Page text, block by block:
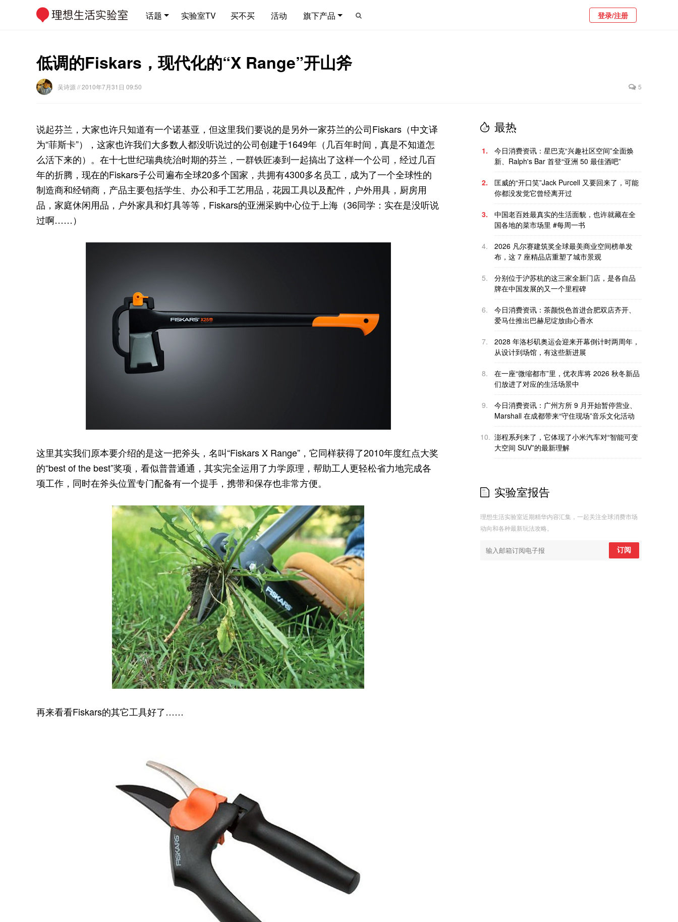
话题 实验室TV 买不买 活动 旗下产品 登录/注册
低调的Fiskars，现代化的“X Range”开山斧
吴诗源 // 2010年7月31日 09:50 5
说起芬兰，大家也许只知道有一个诺基亚，但这里我们要说的是另外一家芬兰的公司Fiskars（中文译
为“菲斯卡”），这家也许我们大多数人都没听说过的公司创建于1649年（几百年时间，真是不知道怎
么活下来的）。在十七世纪瑞典统治时期的芬兰，一群铁匠凑到一起搞出了这样一个公司，经过几百
年的折腾，现在的Fiskars子公司遍布全球20多个国家，共拥有4300多名员工，成为了一个全球性的
制造商和经销商，产品主要包括学生、办公和手工艺用品，花园工具以及配件，户外用具，厨房用
品，家庭休闲用品，户外家具和灯具等等，Fiskars的亚洲采购中心位于上海（36同学：实在是没听说
过啊……）
这里其实我们原本要介绍的是这一把斧头，名叫“Fiskars X Range”，它同样获得了2010年度红点大奖
的“best of the best”奖项，看似普普通通，其实完全运用了力学原理，帮助工人更轻松省力地完成各
项工作，同时在斧头位置专门配备有一个提手，携带和保存也非常方便。
再来看看Fiskars的其它工具好了……
最热
1.
今日消费资讯：星巴克“兴趣社区空间”全面焕
新、Ralph's Bar 首登“亚洲 50 最佳酒吧”
2.
匡威的“开口笑”Jack Purcell 又要回来了，可能
你都没发觉它曾经离开过
3.
中国老百姓最真实的生活面貌，也许就藏在全
国各地的菜市场里 #每周一书
4.
2026 凡尔赛建筑奖全球最美商业空间榜单发
布，这 7 座精品店重塑了城市景观
5.
分别位于沪苏杭的这三家全新门店，是各自品
牌在中国发展的又一个里程碑
6.
今日消费资讯：茶颜悦色首进合肥双店齐开、
爱马仕推出巴赫尼绽放由心香水
7.
2028 年洛杉矶奥运会迎来开幕倒计时两周年，
从设计到场馆，有这些新进展
8.
在一座“微缩都市”里，优衣库将 2026 秋冬新品
们放进了对应的生活场景中
9.
今日消费资讯：广州方所 9 月开始暂停营业、
Marshall 在成都带来“守住现场”音乐文化活动
10. 澎程系列来了，它体现了小米汽车对“智能可变
大空间 SUV”的最新理解
实验室报告
理想生活实验室近期精华内容汇集，一起关注全球消费市场
动向和各种最新玩法攻略。